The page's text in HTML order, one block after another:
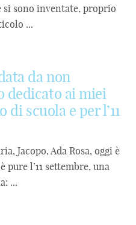
sono inventate, proprio
...
da non
dedicato ai miei
scuola e per l’11
Jacopo, Ada Rosa, oggi è
l’11 settembre, una
...